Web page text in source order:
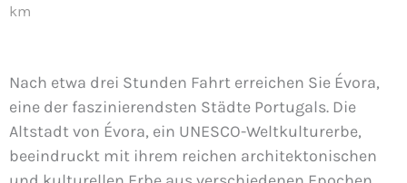
km
Nach etwa drei Stunden Fahrt erreichen Sie Évora,
eine der faszinierendsten Städte Portugals. Die
Altstadt von Évora, ein UNESCO-Weltkulturerbe,
beeindruckt mit ihrem reichen architektonischen